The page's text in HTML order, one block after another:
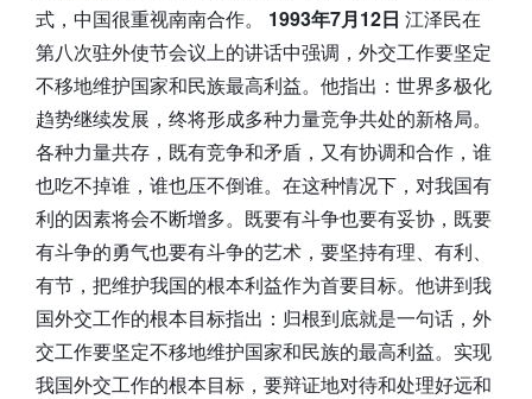
式，中国很重视南南合作。 1993年7月12日 江泽民在
第八次驻外使节会议上的讲话中强调，外交工作要坚定
不移地维护国家和民族最高利益。他指出：世界多极化
趋势继续发展，终将形成多种力量竞争共处的新格局。
各种力量共存，既有竞争和矛盾，又有协调和合作，谁
也吃不掉谁，谁也压不倒谁。在这种情况下，对我国有
利的因素将会不断增多。既要有斗争也要有妥协，既要
有斗争的勇气也要有斗争的艺术，要坚持有理、有利、
有节，把维护我国的根本利益作为首要目标。他讲到我
国外交工作的根本目标指出：归根到底就是一句话，外
交工作要坚定不移地维护国家和民族的最高利益。实现
我国外交工作的根本目标，要辩证地对待和处理好远和